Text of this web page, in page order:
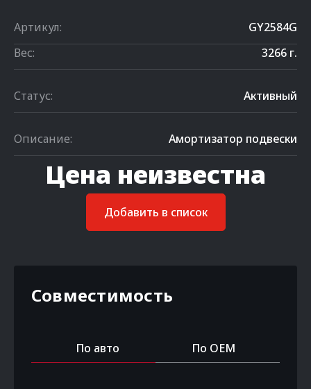
Артикул:
GY2584G
Вес:
3266 г.
Статус: Активный
Описание: Амортизатор подвески
Цена неизвестна
Добавить в список
Совместимость
По авто По OEM